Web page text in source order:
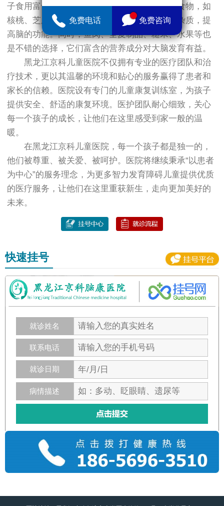
子食用富含亚油酸、亚麻酸等不饱和脂肪酸的食物，如
核桃、芝麻等，这些食物有助于排除血管中的杂质，提
高脑的功能。同时，鱼肉、全麦制品、糙米、水果等也
是不错的选择，它们富含的营养成分对大脑发育有益。
黑龙江京科儿童医院不仅拥有专业的医疗团队和治
疗技术，更以其温馨的环境和贴心的服务赢得了患者和
家长的信赖。医院设有专门的儿童康复训练室，为孩子
提供安全、舒适的康复环境。医护团队耐心细致，关心
每一个孩子的成长，让他们在这里感受到家一般的温
暖。
在黑龙江京科儿童医院，每一个孩子都是独一的，
他们被尊重、被关爱、被呵护。医院将继续秉承“以患者
为中心”的服务理念，为更多智力发育障碍儿童提供优质
的医疗服务，让他们在这里重获新生，走向更加美好的
未来。
快速挂号
就诊姓名
联系电话
就诊日期
病情描述
免费电话 免费咨询